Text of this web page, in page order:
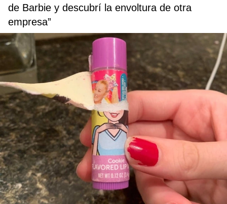
de Barbie y descubrí la envoltura de otra
empresa”